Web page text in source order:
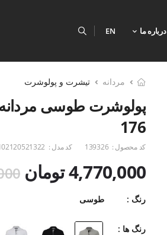
درباره ما EN
مردانه تیشرت و پولوشرت
پولوشرت طوسی
176
کد محصول : 139326 کد مدل :
4,770,000 تومان
رنگ : طوسی
رنگ ها :